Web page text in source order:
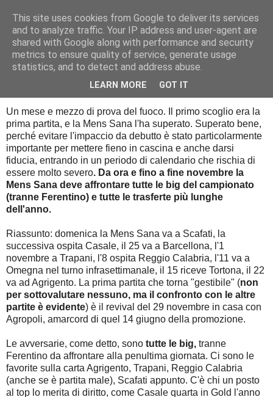
Palla al cerchio
mercoledì 7 ottobre 2015
Cinquanta giorni in apnea
Un mese e mezzo di prova del fuoco. Il primo scoglio era la
prima partita, e la Mens Sana l'ha superato. Superato bene,
perché evitare l'impaccio da debutto è stato particolarmente
importante per mettere fieno in cascina e anche darsi
fiducia, entrando in un periodo di calendario che rischia di
essere molto severo. Da ora e fino a fine novembre la
Mens Sana deve affrontare tutte le big del campionato
(tranne Ferentino) e tutte le trasferte più lunghe
dell'anno.
Riassunto: domenica la Mens Sana va a Scafati, la
successiva ospita Casale, il 25 va a Barcellona, l'1
novembre a Trapani, l'8 ospita Reggio Calabria, l'11 va a
Omegna nel turno infrasettimanale, il 15 riceve Tortona, il 22
va ad Agrigento. La prima partita che torna "gestibile" (non
per sottovalutare nessuno, ma il confronto con le altre
partite è evidente) è il revival del 29 novembre in casa con
Agropoli, amarcord di quel 14 giugno della promozione.
Le avversarie, come detto, sono tutte le big, tranne
Ferentino da affrontare alla penultima giornata. Ci sono le
favorite sulla carta Agrigento, Trapani, Reggio Calabria
(anche se è partita male), Scafati appunto. C'è chi un posto
al top lo merita di diritto, come Casale quarta in Gold l'anno
This site uses cookies from Google to deliver its services
and to analyze traffic. Your IP address and user-agent are
shared with Google along with performance and security
metrics to ensure quality of service, generate usage
statistics, and to detect and address abuse.
LEARN MORE GOT IT